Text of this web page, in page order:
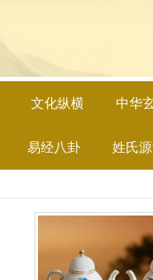
文化纵横 中华
易经八卦 姓氏